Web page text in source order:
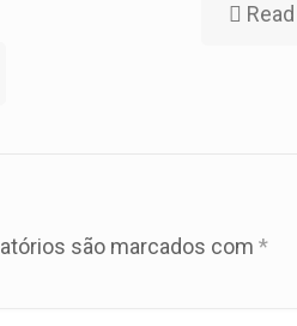
são marcados com *